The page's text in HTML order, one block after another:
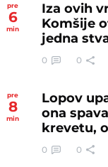
pre
6
min
Iza ovih
Komšije
jedna
0 0
pre
8
min
Lopov
ona
krevetu,
0 0